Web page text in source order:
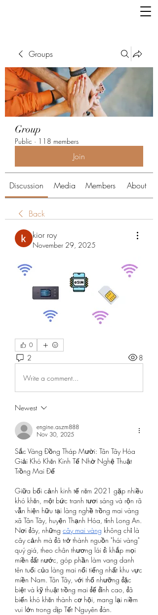
Groups
Group
Public · 118 members
Join
Discussion Media Members About
Back
kior roy
November 29, 2025
0
2 8
Write a comment...
Newest
engine.aszm888
Nov 30, 2025
Sắc Vàng Đồng Tháp Mười: Tân Tây Hóa
Giải Khó Khăn Kinh Tế Nhờ Nghệ Thuật
Trồng Mai Đế
Giữa bối cảnh kinh tế năm 2021 gặp nhiều
khó khăn, một bức tranh tươi sáng và rộn rã
vẫn hiện hữu tại làng nghề trồng mai vàng
xã Tân Tây, huyện Thạnh Hóa, tỉnh Long An.
Nơi đây, những cây mai vàng không chỉ là
cây cảnh mà đã trở thành nguồn "hái vàng"
quý giá, theo chân thương lái đi khắp mọi
miền đất nước, góp phần làm vang danh
tên tuổi của làng mai nổi tiếng nhất khu vực
miền Nam. Tân Tây, với thổ nhưỡng đặc
biệt và kỹ thuật trồng mai đế đỉnh cao, đã
biến khó khăn thành cơ hội, mang lại niềm
vui lớn trong dịp Tết Nguyên đán.